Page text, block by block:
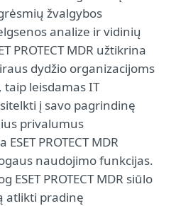
žvalgybos
analize ir vidinių
PROTECT MDR užtikrina
dydžio organizacijoms
taip leisdamas IT
į savo pagrindinę
privalumus
ESET PROTECT MDR
naudojimo funkcijas.
PROTECT MDR siūlo
atlikti pradinę